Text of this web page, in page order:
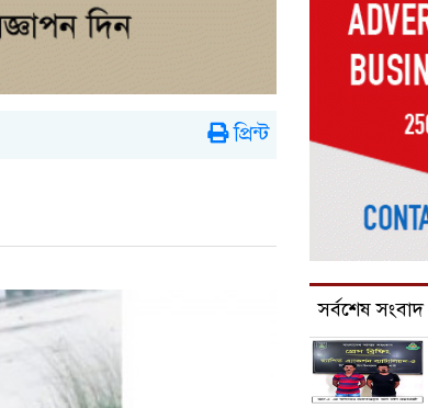
প্রিন্ট
সর্বশেষ সংবাদ